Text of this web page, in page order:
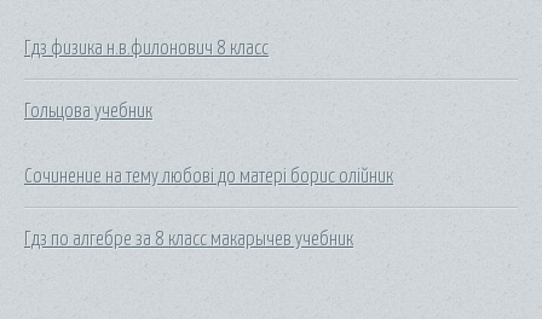
Гдз физика н.в.филонович 8 класс
Гольцова учебник
Сочинение на тему любові до матері борис олійник
Гдз по алгебре за 8 класс макарычев учебник